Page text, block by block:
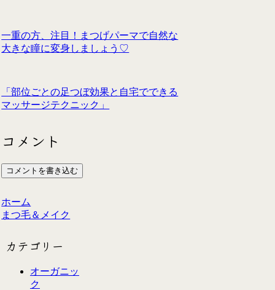
一重の方、注目！まつげパーマで自然な
大きな瞳に変身しましょう♡
「部位ごとの足つぼ効果と自宅でできる
マッサージテクニック」
コメント
コメントを書き込む
ホーム
まつ毛＆メイク
カテゴリー
オーガニッ
ク